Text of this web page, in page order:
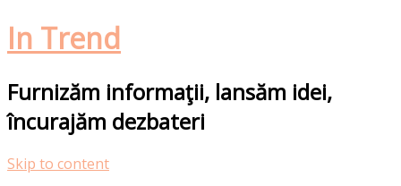
In Trend
Furnizăm informaţii, lansăm idei,
încurajăm dezbateri
Skip to content